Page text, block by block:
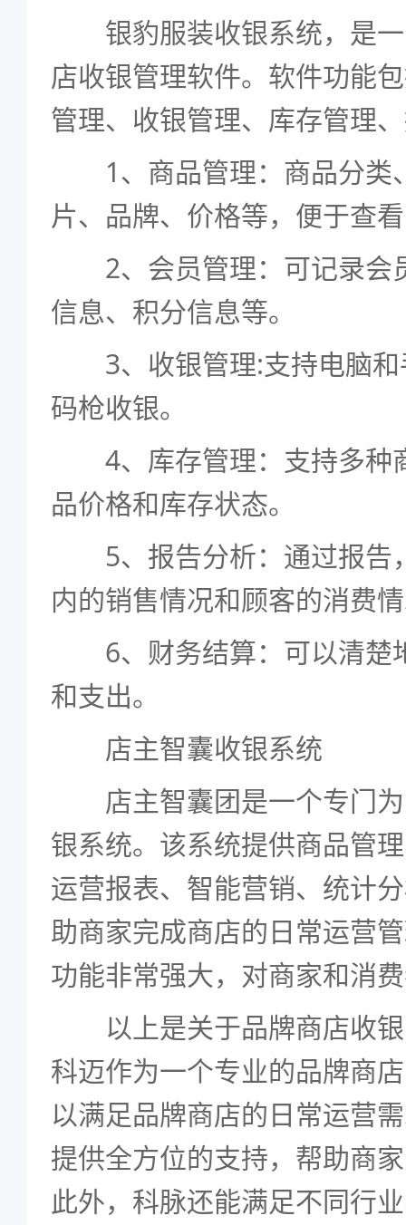
银豹服装收银系统，是一
店收银管理软件。软件功能
管理、收银管理、库存管理
1、商品管理：商品分类
片、品牌、价格等，便于查
2、会员管理：可记录会
信息、积分信息等。
3、收银管理:支持电脑和
码枪收银。
4、库存管理：支持多种
品价格和库存状态。
5、报告分析：通过报告
内的销售情况和顾客的消费
6、财务结算：可以清楚
和支出。
店主智囊收银系统
店主智囊团是一个专门为
银系统。该系统提供商品管
运营报表、智能营销、统计
助商家完成商店的日常运营
功能非常强大，对商家和消
以上是关于品牌商店收银
科迈作为一个专业的品牌商
以满足品牌商店的日常运营
提供全方位的支持，帮助商
此外，科脉还能满足不同行